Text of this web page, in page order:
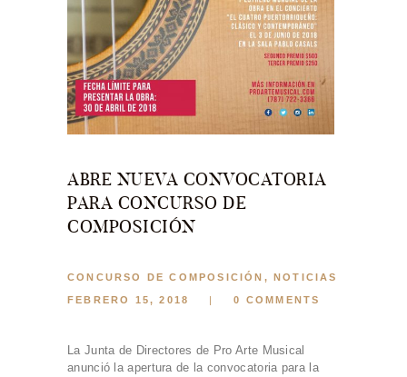
ABRE NUEVA CONVOCATORIA
PARA CONCURSO DE
COMPOSICIÓN
CONCURSO DE COMPOSICIÓN , NOTICIAS
FEBRERO 15, 2018 0 COMMENTS
La Junta de Directores de Pro Arte Musical
anunció la apertura de la convocatoria para la